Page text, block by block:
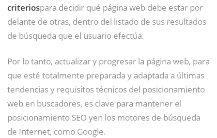
criteriospara decidir qué página web debe estar por
delante de otras, dentro del listado de sus resultados
de búsqueda que el usuario efectúa.
Por lo tanto, actualizar y progresar la página web, para
que esté totalmente preparada y adaptada a últimas
tendencias y requisitos técnicos del posicionamiento
web en buscadores, es clave para mantener el
posicionamiento SEO yen los motores de búsqueda
de Internet, como Google.